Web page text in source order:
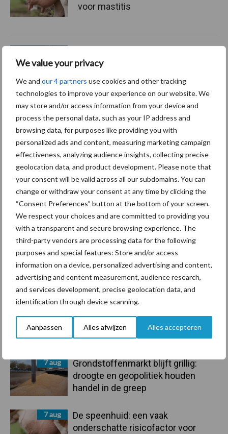
We value your privacy
We and our 4 partners use cookies and other tracking
technologies to improve your experience on our website. We
may store and/or access information from your device and
process the personal data, such as your IP address and
browsing data, for purposes like providing you with
personalized ads and content, measuring marketing campaign
effectiveness, analyzing audience insights, collecting precise
geolocation data, and product development. Please note that
your consent will be valid across all our subdomains. You can
change or withdraw your consent at any time by clicking the
“Consent Preferences” button at the bottom of your screen.
We respect your choices and are committed to providing you
with a transparent and secure browsing experience. The
third-party vendors are processing data for the following
purposes and special features: Store and/or access
information on a device, personalized advertising and content,
advertising and content measurement, audience research,
and services development, precise geolocation data, and
identification through device scanning.
Aanpassen Alles afwijzen Alles accepteren
Primaire
Recent nieuws Partner nieuws
7 aug
Grondstoffenmarkt blijft grillig:
droogte en geopolitiek houden
handel in de greep
7 aug
De speenhuid: een vaak
onderschatte risicofactor voor
voor mastitis
marktaandeel groeien in
markt
Themapagina's
Diergezondheid Bemesting Fokkerij
Bedrijfsnieuws
Ligbox &
Voerhekken
Toon meer